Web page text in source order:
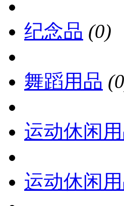
纪念品 (0)
舞蹈用品
运动休闲
运动休闲